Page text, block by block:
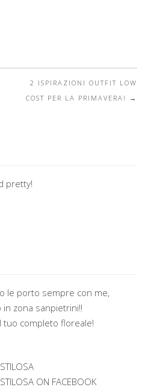
2 ISPIRAZIONI OUTFIT LOW
COST PER LA PRIMAVERA!
→
pretty!
le porto sempre con me,
zona sanpietrini!!
tuo completo floreale!
ON FACEBOOK